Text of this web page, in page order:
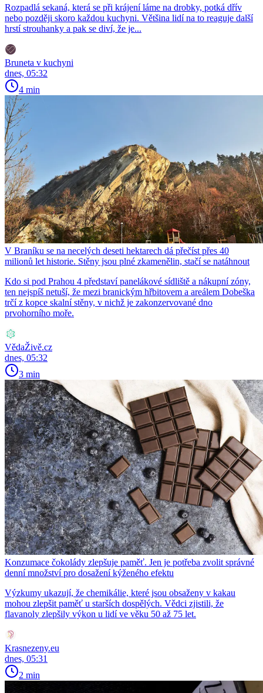
Rozpadlá sekaná, která se při krájení láme na drobky, potká dřív
nebo později skoro každou kuchyni. Většina lidí na to reaguje další
hrstí strouhanky a pak se diví, že je...
Bruneta v kuchyni
dnes, 05:32
4 min
V Braníku se na necelých deseti hektarech dá přečíst přes 40
milionů let historie. Stěny jsou plné zkamenělin, stačí se natáhnout
Kdo si pod Prahou 4 představí panelákové sídliště a nákupní zóny,
ten nejspíš netuší, že mezi branickým hřbitovem a areálem Dobeška
trčí z kopce skalní stěny, v nichž je zakonzervované dno
prvohorního moře.
VědaŽivě.cz
dnes, 05:32
3 min
Konzumace čokolády zlepšuje paměť. Jen je potřeba zvolit správné
denní množství pro dosažení kýženého efektu
Výzkumy ukazují, že chemikálie, které jsou obsaženy v kakau
mohou zlepšit paměť u starších dospělých. Vědci zjistili, že
flavanoly zlepšily výkon u lidí ve věku 50 až 75 let.
Krasnezeny.eu
dnes, 05:31
2 min